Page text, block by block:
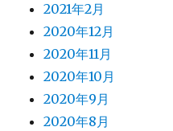
2021年2月
2020年12月
2020年11月
2020年10月
2020年9月
2020年8月